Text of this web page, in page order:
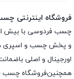
فروشگاه اینترنتی
و پخش چسب و اسپری
اورجینال و اصلی
همچنین‌فروشگاه چسب